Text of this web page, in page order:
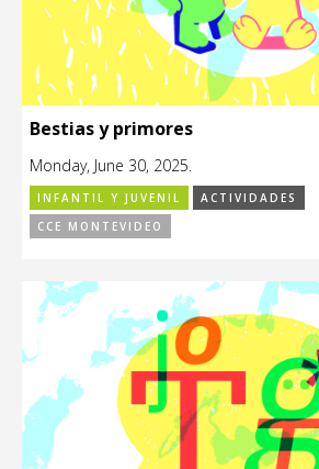
Bestias y primores
Monday, June 30, 2025.
INFANTIL Y JUVENIL
ACTIVIDADES
CCE MONTEVIDEO